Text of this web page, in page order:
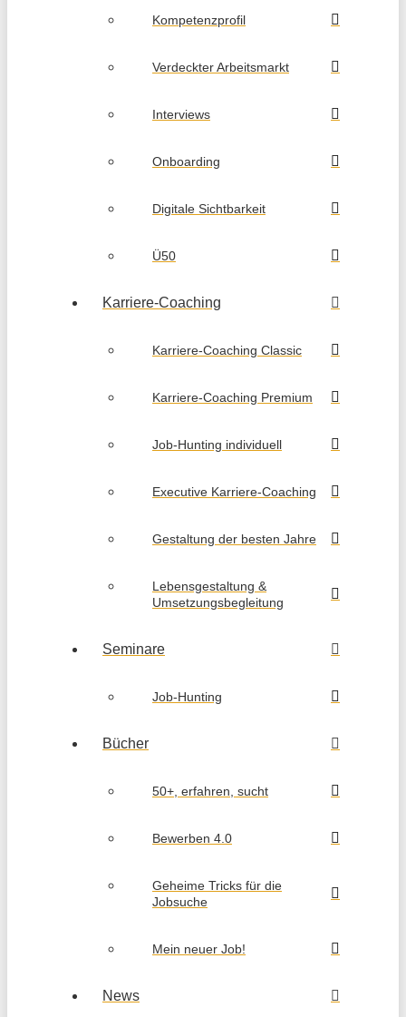
Kompetenzprofil
Verdeckter Arbeitsmarkt
Interviews
Onboarding
Digitale Sichtbarkeit
Ü50
Karriere-Coaching
Karriere-Coaching Classic
Karriere-Coaching Premium
Job-Hunting individuell
Executive Karriere-Coaching
Gestaltung der besten Jahre
Lebensgestaltung &
Umsetzungsbegleitung
Seminare
Job-Hunting
Bücher
50+, erfahren, sucht
Bewerben 4.0
Geheime Tricks für die
Jobsuche
Mein neuer Job!
News